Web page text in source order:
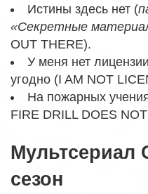
Истины здесь нет (
«Секретные
OUT THERE).
У меня нет
угодно (I AM NOT
На пожарных
FIRE DRILL DOES
Мультсериал
сезон